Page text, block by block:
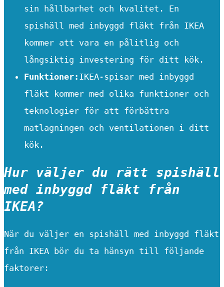
sin hållbarhet och kvalitet. En
spishäll med inbyggd fläkt från IKEA
kommer att vara en pålitlig och
långsiktig investering för ditt kök.
Funktioner: IKEA-spisar med inbyggd
fläkt kommer med olika funktioner och
teknologier för att förbättra
matlagningen och ventilationen i ditt
kök.
Hur väljer du rätt spishäll
med inbyggd fläkt från
IKEA?
När du väljer en spishäll med inbyggd fläkt
från IKEA bör du ta hänsyn till följande
faktorer: